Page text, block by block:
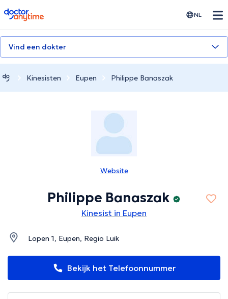
doctoranytime NL
Vind een dokter
Kinesisten Eupen Philippe Banaszak
Website
Philippe Banaszak
Kinesist in Eupen
Lopen 1, Eupen, Regio Luik
Bekijk het Telefoonnummer